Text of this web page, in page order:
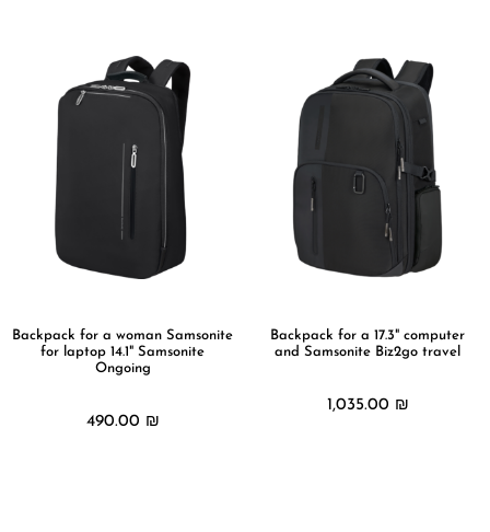
Backpack for a 17.3" computer
and Samsonite Biz2go travel
1,035.00 ₪
Backpack for a woman Samsonite
for laptop 14.1" Samsonite
Ongoing
490.00 ₪